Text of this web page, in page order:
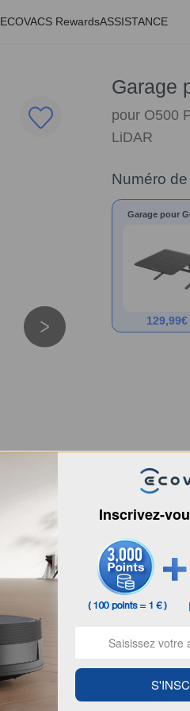
ECOVACS RewardsASSISTANCE
Garage
pour O500
LiDAR
Numéro
Garage pour
129,99€
Inscrivez-